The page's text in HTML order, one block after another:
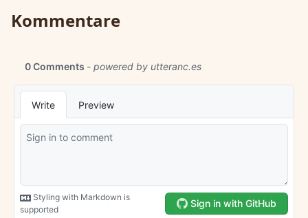
Kommentare